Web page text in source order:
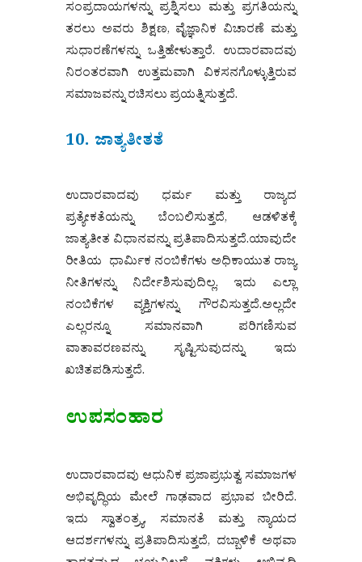
ಸಂಪ್ರದಾಯಗಳನ್ನು ಪ್ರಶ್ನಿಸಲು ಮತ್ತು ಪ್ರಗತಿಯನ್ನು
ತರಲು ಅವರು ಶಿಕ್ಷಣ, ವೈಜ್ಞಾನಿಕ ವಿಚಾರಣೆ ಮತ್ತು
ಸುಧಾರಣೆಗಳನ್ನು ಒತ್ತಿಹೇಳುತ್ತಾರೆ. ಉದಾರವಾದವು
ನಿರಂತರವಾಗಿ ಉತ್ತಮವಾಗಿ ವಿಕಸನಗೊಳ್ಳುತ್ತಿರುವ
ಸಮಾಜವನ್ನು ರಚಿಸಲು ಪ್ರಯತ್ನಿಸುತ್ತದೆ.
10. ಜಾತ್ಯತೀತತೆ
ಉದಾರವಾದವು ಧರ್ಮ ಮತ್ತು ರಾಜ್ಯದ
ಪ್ರತ್ಯೇಕತೆಯನ್ನು ಬೆಂಬಲಿಸುತ್ತದೆ, ಆಡಳಿತಕ್ಕೆ
ಜಾತ್ಯತೀತ ವಿಧಾನವನ್ನು ಪ್ರತಿಪಾದಿಸುತ್ತದೆ.ಯಾವುದೇ
ರೀತಿಯ ಧಾರ್ಮಿಕ ನಂಬಿಕೆಗಳು ಅಧಿಕಾಯುತ ರಾಜ್ಯ
ನೀತಿಗಳನ್ನು ನಿರ್ದೇಶಿಸುವುದಿಲ್ಲ. ಇದು ಎಲ್ಲಾ
ನಂಬಿಕೆಗಳ ವ್ಯಕ್ತಿಗಳನ್ನು ಗೌರವಿಸುತ್ತದೆ.ಅಲ್ಲದೇ
ಎಲ್ಲರನ್ನೂ ಸಮಾನವಾಗಿ ಪರಿಗಣಿಸುವ
ವಾತಾವರಣವನ್ನು ಸೃಷ್ಟಿಸುವುದನ್ನು ಇದು
ಖಚಿತಪಡಿಸುತ್ತದೆ.
ಉಪಸಂಹಾರ
ಉದಾರವಾದವು ಆಧುನಿಕ ಪ್ರಜಾಪ್ರಭುತ್ವ ಸಮಾಜಗಳ
ಅಭಿವೃದ್ಧಿಯ ಮೇಲೆ ಗಾಢವಾದ ಪ್ರಭಾವ ಬೀರಿದೆ.
ಇದು ಸ್ವಾತಂತ್ರ್ಯ, ಸಮಾನತೆ ಮತ್ತು ನ್ಯಾಯದ
ಆದರ್ಶಗಳನ್ನು ಪ್ರತಿಪಾದಿಸುತ್ತದೆ, ದಬ್ಬಾಳಿಕೆ ಅಥವಾ